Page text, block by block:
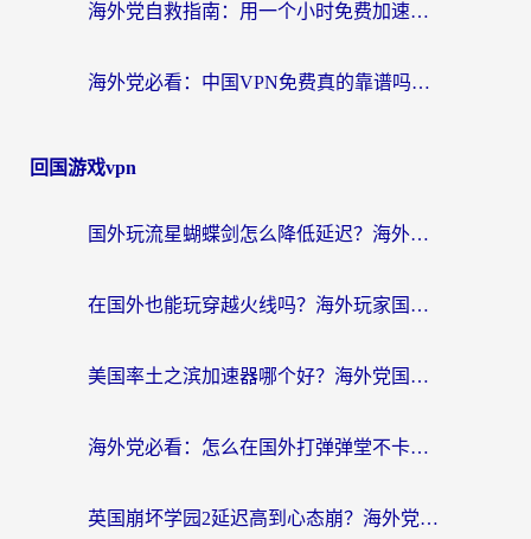
海外党自救指南：用一个小时免费加速器，轻松打破国内资源访问壁垒？
海外党必看：中国VPN免费真的靠谱吗？手把手教你选对回国加速器
回国游戏vpn
国外玩流星蝴蝶剑怎么降低延迟？海外党必看的加速秘籍（含欧洲鸣潮&彩虹岛优化攻略）
在国外也能玩穿越火线吗？海外玩家国服游戏畅玩终极指南
美国率土之滨加速器哪个好？海外党国服游戏畅玩终极指南（附多游戏解决方案）
海外党必看：怎么在国外打弹弹堂不卡？番茄加速器亲测指南
英国崩坏学园2延迟高到心态崩？海外党国服游戏加速终极指南